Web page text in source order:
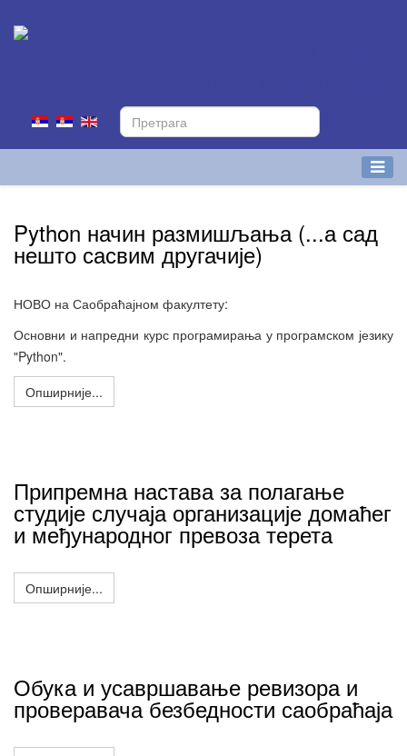
Python начин размишљања (...а сад
нешто сасвим другачије)
НОВО на Саобраћајном факултету:
Основни и напредни курс програмирања у програмском језику
"Python".
Опширније...
Припремна настава за полагање
студије случаја организације домаћег
и међународног превоза терета
Опширније...
Обука и усавршавање ревизора и
проверавача безбедности саобраћаја